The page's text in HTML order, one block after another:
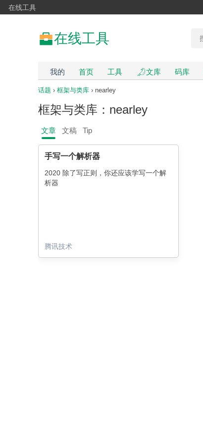
在线工具
在线工具
我的 首页 工具 文库 码库
话题 › 框架与类库 › nearley
框架与类库：nearley
文章 文稿 Tip
手写一个解析器
2020 除了写正则，你还应该学写一个解
析器
腾讯技术